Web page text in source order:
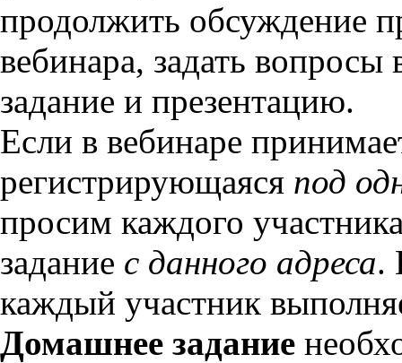
продолжить обсуждение
вебинара, задать
задание и презентацию.
Если в вебинаре
регистрирующаяся под
просим каждого
задание с данного адреса.
каждый участник
Домашнее задание